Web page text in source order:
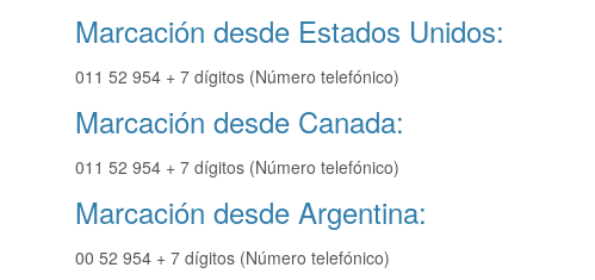
Marcación desde Estados Unidos:
011 52 954 + 7 dígitos (Número telefónico)
Marcación desde Canada:
011 52 954 + 7 dígitos (Número telefónico)
Marcación desde Argentina:
00 52 954 + 7 dígitos (Número telefónico)